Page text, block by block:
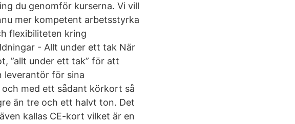
du genomför kurserna. Vi vill
mer kompetent arbetsstyrka
flexibiliteten kring
- Allt under ett tak När
”allt under ett tak” för att
leverantör för sina
med ett sådant körkort så
än tre och ett halvt ton. Det
kallas CE-kort vilket är en